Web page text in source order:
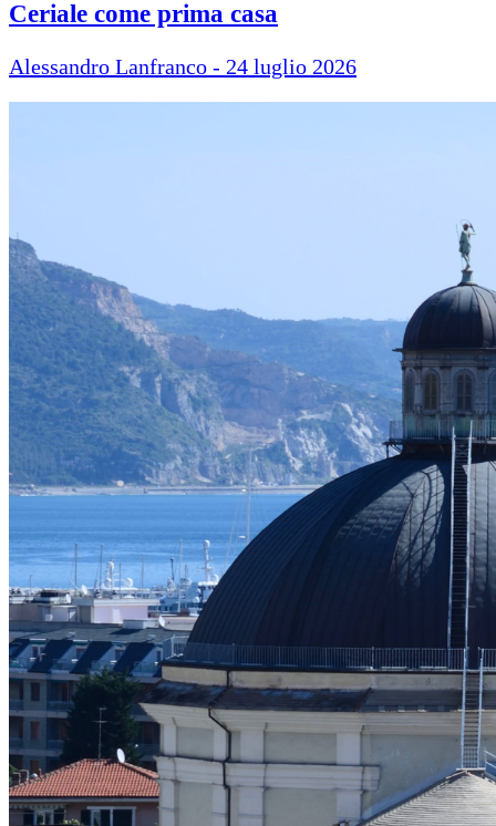
Ceriale come prima casa
Alessandro Lanfranco - 24 luglio 2026